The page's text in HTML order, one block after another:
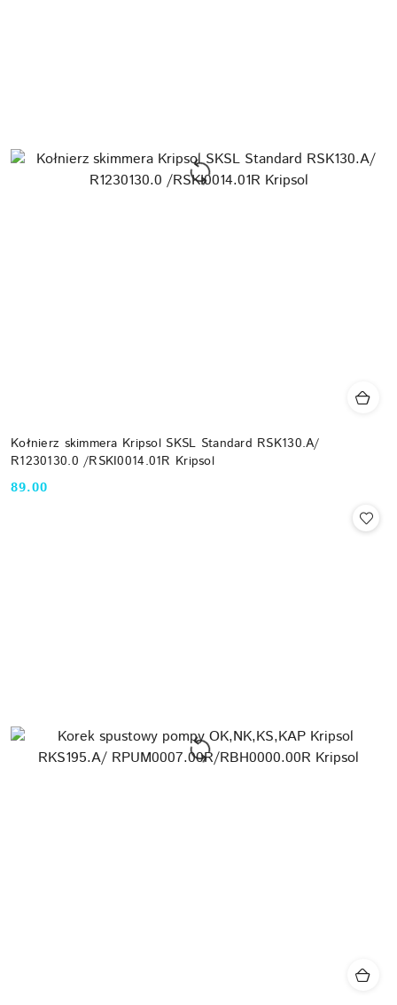
Kołnierz skimmera Kripsol SKSL Standard RSK130.A/
R1230130.0 /RSKI0014.01R Kripsol
Cena:
89.00